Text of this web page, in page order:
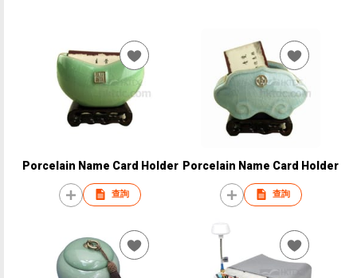
Porcelain Name Card Holder
查詢
Porcelain Name Card Holder
查詢